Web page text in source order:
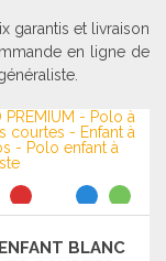
garantis et livraison
en ligne de
BLANC